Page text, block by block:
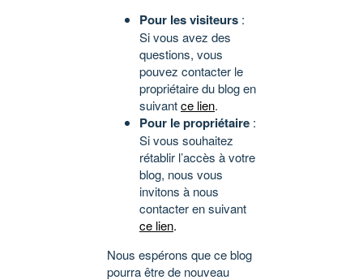
Pour les visiteurs :
Si vous avez des
questions, vous
pouvez contacter le
propriétaire du blog en
suivantce lien.
Pour le propriétaire :
Si vous souhaitez
rétablir l’accès à votre
blog, nous vous
invitons à nous
contacter en suivant
ce lien.
Nous espérons que ce blog
pourra être de nouveau